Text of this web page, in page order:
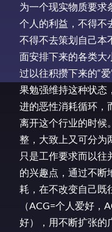
为一个现实物质要求
个人的利益，不得不
不得不去策划自己本
面安排下来的各类
过以往积攒下来的“
果勉强维持这种状态
进的恶性消耗循环，
离开这个行业的时候
整，大致上又可分为
只是工作要求而以
的兴趣点，通过不断
耗，在不改变自己既
（ACG=个人爱好，
好），用不断扩张的